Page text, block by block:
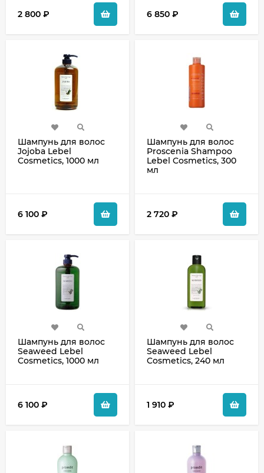
2 800 ₽ 6 850 ₽
Шампунь для волос
Jojoba Lebel
Cosmetics, 1000 мл
6 100 ₽
Шампунь для волос
Proscenia Shampoo
Lebel Cosmetics, 300
мл
2 720 ₽
Шампунь для волос
Seaweed Lebel
Cosmetics, 1000 мл
6 100 ₽
Шампунь для волос
Seaweed Lebel
Cosmetics, 240 мл
1 910 ₽